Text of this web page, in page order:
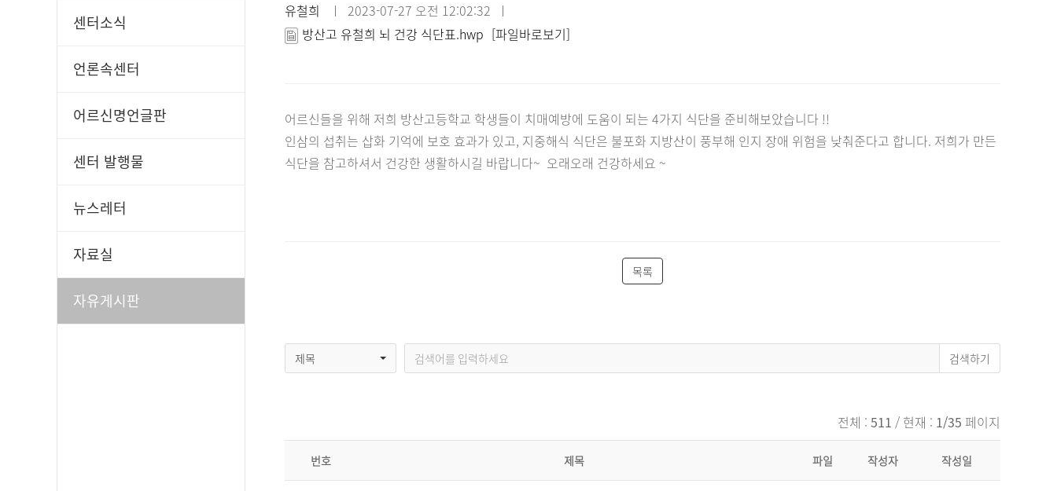
센터소식
언론속센터
어르신명언글판
센터 발행물
뉴스레터
자료실
자유게시판
유철희 ㅣ 2023-07-27 오전 12:02:32 ㅣ
방산고 유철희 뇌 건강 식단표.hwp [파일바로보기]
어르신들을 위해 저희 방산고등학교 학생들이 치매예방에 도움이 되는 4가지 식단을 준비해보았습니다 !!
인삼의 섭취는 삽화 기억에 보호 효과가 있고, 지중해식 식단은 불포화 지방산이 풍부해 인지 장애 위험을 낮춰준다고 합니다. 저희가 만든
식단을 참고하셔서 건강한 생활하시길 바랍니다~ 오래오래 건강하세요 ~
목록
제목
전체 : 511 / 현재 : 1/35 페이지
번호 제목 파일 작성자 작성일